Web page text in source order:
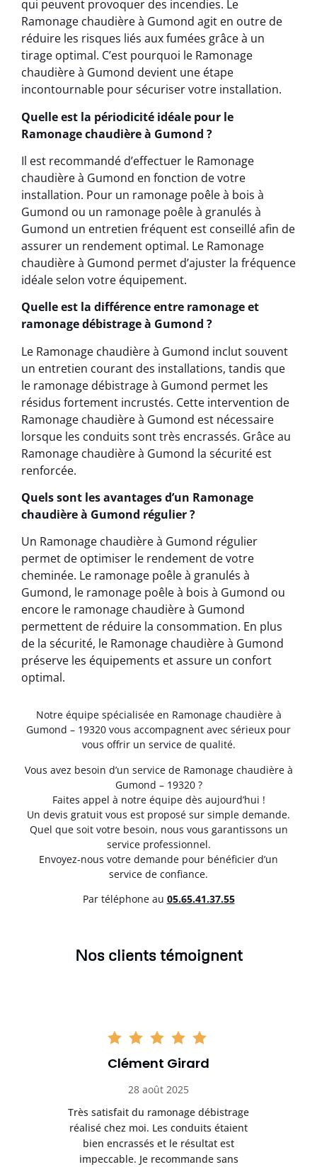
qui peuvent provoquer des incendies. Le
Ramonage chaudière à Gumond agit en outre de
réduire les risques liés aux fumées grâce à un
tirage optimal. C’est pourquoi le Ramonage
chaudière à Gumond devient une étape
incontournable pour sécuriser votre installation.
Quelle est la périodicité idéale pour le
Ramonage chaudière à Gumond ?
Il est recommandé d’effectuer le Ramonage
chaudière à Gumond en fonction de votre
installation. Pour un ramonage poêle à bois à
Gumond ou un ramonage poêle à granulés à
Gumond un entretien fréquent est conseillé afin de
assurer un rendement optimal. Le Ramonage
chaudière à Gumond permet d’ajuster la fréquence
idéale selon votre équipement.
Quelle est la différence entre ramonage et
ramonage débistrage à Gumond ?
Le Ramonage chaudière à Gumond inclut souvent
un entretien courant des installations, tandis que
le ramonage débistrage à Gumond permet les
résidus fortement incrustés. Cette intervention de
Ramonage chaudière à Gumond est nécessaire
lorsque les conduits sont très encrassés. Grâce au
Ramonage chaudière à Gumond la sécurité est
renforcée.
Quels sont les avantages d’un Ramonage
chaudière à Gumond régulier ?
Un Ramonage chaudière à Gumond régulier
permet de optimiser le rendement de votre
cheminée. Le ramonage poêle à granulés à
Gumond, le ramonage poêle à bois à Gumond ou
encore le ramonage chaudière à Gumond
permettent de réduire la consommation. En plus
de la sécurité, le Ramonage chaudière à Gumond
préserve les équipements et assure un confort
optimal.
Notre équipe spécialisée en Ramonage chaudière à
Gumond – 19320 vous accompagnent avec sérieux pour
vous offrir un service de qualité.
Vous avez besoin d’un service de Ramonage chaudière à
Gumond – 19320 ?
Faites appel à notre équipe dès aujourd’hui !
Un devis gratuit vous est proposé sur simple demande.
Quel que soit votre besoin, nous vous garantissons un
service professionnel.
Envoyez-nous votre demande pour bénéficier d’un
service de confiance.
Par téléphone au 05.65.41.37.55
Nos clients témoignent
Clément Girard
28 août 2025
Très satisfait du ramonage débistrage
réalisé chez moi. Les conduits étaient
bien encrassés et le résultat est
impeccable. Je recommande sans